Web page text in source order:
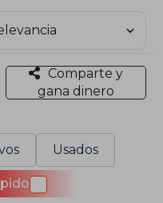
Comparte y
gana dinero
Usados